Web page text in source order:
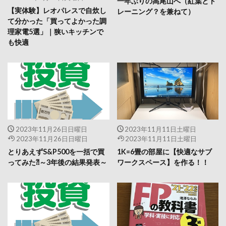
【実体験】レオパレスで自炊し
て分かった「買ってよかった調
理家電5選」｜狭いキッチンで
も快適
レーニング？を兼ねて）
2023年11月26日日曜日
2023年11月26日日曜日
とりあえずS&P500を一括で買
ってみた⁈～3年後の結果発表～
2023年11月11日土曜日
2023年11月11日土曜日
1K=6畳の部屋に【快適なサブ
ワークスペース】を作る！！